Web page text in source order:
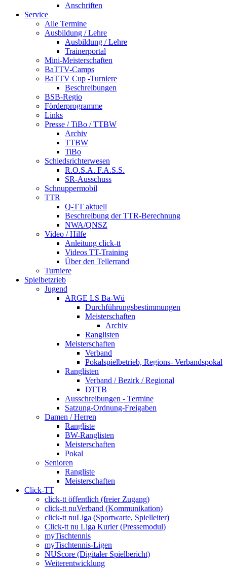
Anschriften
Service
Alle Termine
Ausbildung / Lehre
Ausbildung / Lehre
Trainerportal
Mini-Meisterschaften
BaTTV-Camps
BaTTV Cup -Turniere
Beschreibungen
BSB-Regio
Förderprogramme
Links
Presse / TiBo / TTBW
Archiv
TTBW
TiBo
Schiedsrichterwesen
R.O.S.A. F.A.S.S.
SR-Ausschuss
Schnuppermobil
TTR
Q-TT aktuell
Beschreibung der TTR-Berechnung
NWA/QNSZ
Video / Hilfe
Anleitung click-tt
Videos TT-Training
Über den Tellerrand
Turniere
Spielbetzrieb
Jugend
ARGE LS Ba-Wü
Durchführungsbestimmungen
Meisterschaften
Archiv
Ranglisten
Meisterschaften
Verband
Pokalspielbetrieb, Regions- Verbandspokal
Ranglisten
Verband / Bezirk / Regional
DTTB
Ausschreibungen - Termine
Satzung-Ordnung-Freigaben
Damen / Herren
Rangliste
BW-Ranglisten
Meisterschaften
Pokal
Senioren
Rangliste
Meisterschaften
Click-TT
click-tt öffentlich (freier Zugang)
click-tt nuVerband (Kommunikation)
click-tt nuLiga (Sportwarte, Spielleiter)
Click-tt nu Liga Kurier (Pressemodul)
myTischtennis
myTischtennis-Ligen
NUScore (Digitaler Spielbericht)
Weiterentwicklung